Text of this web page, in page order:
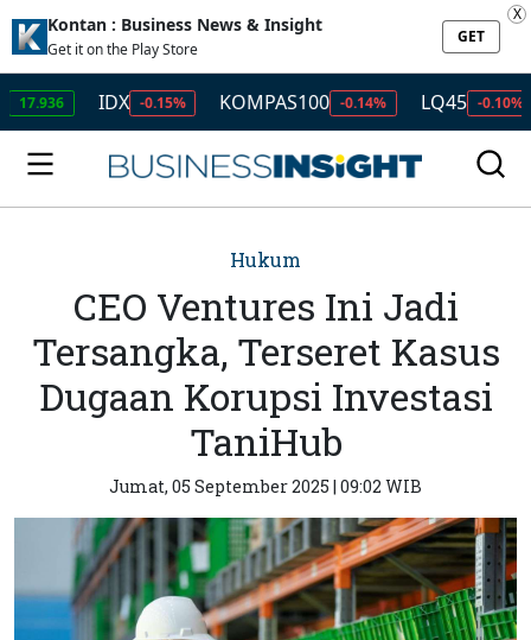
Kontan : Business News & Insight
Get it on the Play Store
GET
X
IDX -0.15% KOMPAS100 -0.14% LQ45 -0.10% ISSI
Hukum
CEO Ventures Ini Jadi
Tersangka, Terseret Kasus
Dugaan Korupsi Investasi
TaniHub
Jumat, 05 September 2025 | 09:02 WIB